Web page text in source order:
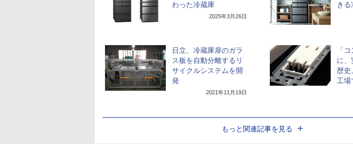
わった冷蔵庫
2025年3月26日
き
日立、冷蔵庫扉のガラ
ス板を自動分離するリ
サイクルシステムを開
発
2021年11月19日
「
に、
歴史
工場
もっと関連記事を見る